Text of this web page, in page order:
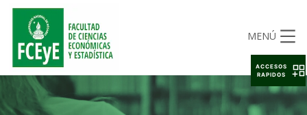
MENÚ
ACCESOS
RAPIDOS